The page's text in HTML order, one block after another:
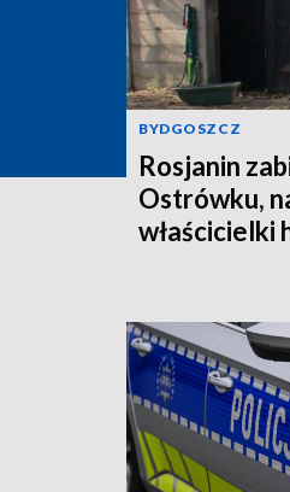
BYDGOSZCZ
Rosjanin
Ostrówku,
właścicielki